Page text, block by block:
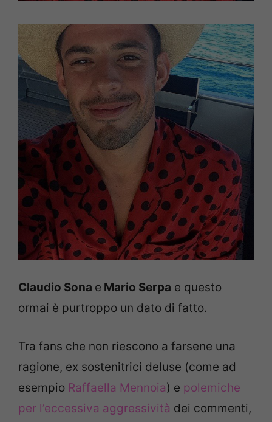
Claudio Sona e Mario Serpa e questo
ormai è purtroppo un dato di fatto.
Tra fans che non riescono a farsene una
ragione, ex sostenitrici deluse (come ad
esempio Raffaella Mennoia) e polemiche
per l’eccessiva aggressività dei commenti,